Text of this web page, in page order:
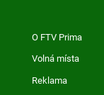
O FTV Prima
Volná místa
Reklama